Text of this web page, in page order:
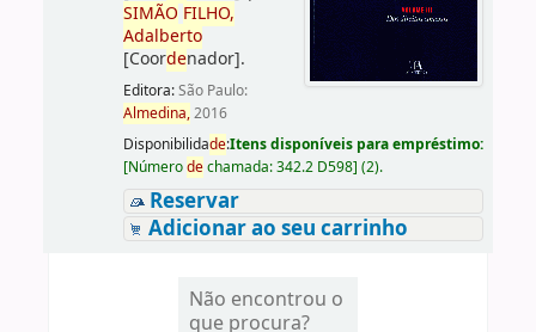
SIMÃO FILHO,
Adalberto
[Coordenador].
Editora:São Paulo:
Almedina,2016
Disponibilidade:Itens disponíveis para empréstimo:
[Númerodechamada:342.2 D598] (2).
Reservar
Adicionar ao seu carrinho
Não encontrou o
que procura?